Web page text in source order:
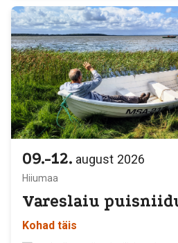
2026
09.-12. august
Hiiumaa
Vareslaiu
Kohad täis